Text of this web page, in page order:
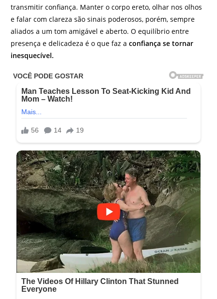
transmitir confiança. Manter o corpo ereto, olhar nos olhos
e falar com clareza são sinais poderosos, porém, sempre
aliados a um tom amigável e aberto. O equilíbrio entre
presença e delicadeza é o que faz aconfiança se tornar
inesquecível.